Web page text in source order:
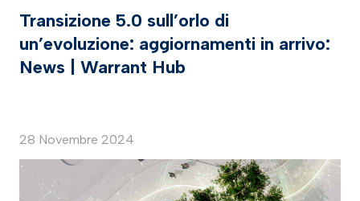
Transizione 5.0 sull’orlo di
un’evoluzione: aggiornamenti in arrivo:
News | Warrant Hub
28 Novembre 2024